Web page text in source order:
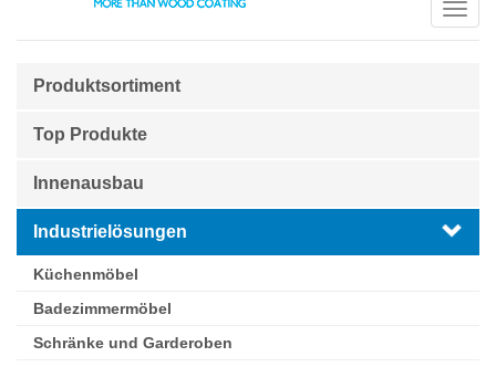
Toggle
Produktsortiment
Top Produkte
Innenausbau
Industrielösungen
Küchenmöbel
Badezimmermöbel
Schränke und Garderoben